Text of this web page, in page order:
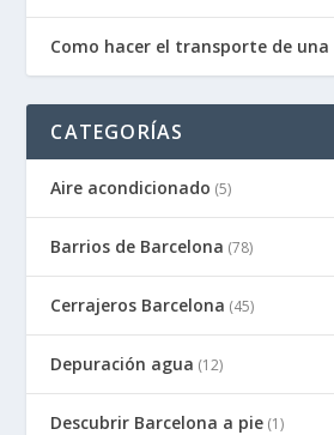
Como hacer el transporte de una
CATEGORÍAS
Aire acondicionado (5)
Barrios de Barcelona (78)
Cerrajeros Barcelona (45)
Depuración agua (12)
Descubrir Barcelona a pie (1)